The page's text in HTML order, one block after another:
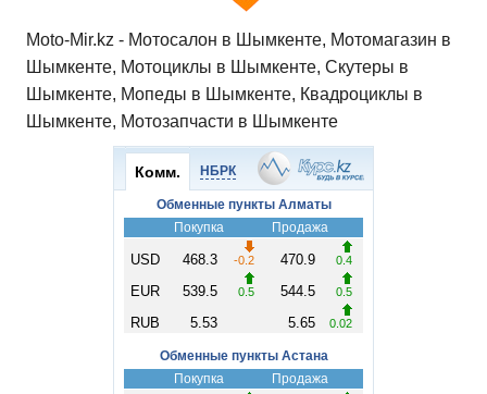
Moto-Mir.kz - Мотосалон в Шымкенте, Мотомагазин в
Шымкенте, Мотоциклы в Шымкенте, Скутеры в
Шымкенте, Мопеды в Шымкенте, Квадроциклы в
Шымкенте, Мотозапчасти в Шымкенте